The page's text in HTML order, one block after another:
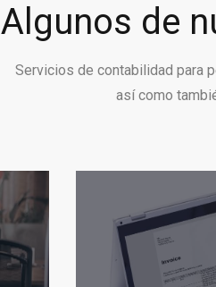
Algunos de
Servicios de contabilidad para
así como